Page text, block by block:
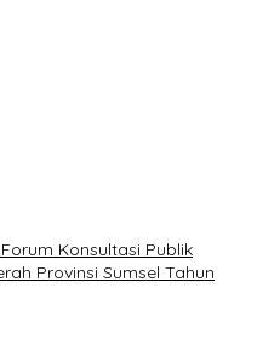
Konsultasi Publik
Provinsi Sumsel Tahun